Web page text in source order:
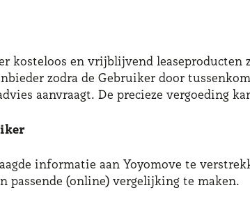
kosteloos en vrijblijvend
zodra de Gebruiker door
aanvraagt. De precieze vergoeding
informatie aan Yoyomove te
passende (online) vergelijking te maken.